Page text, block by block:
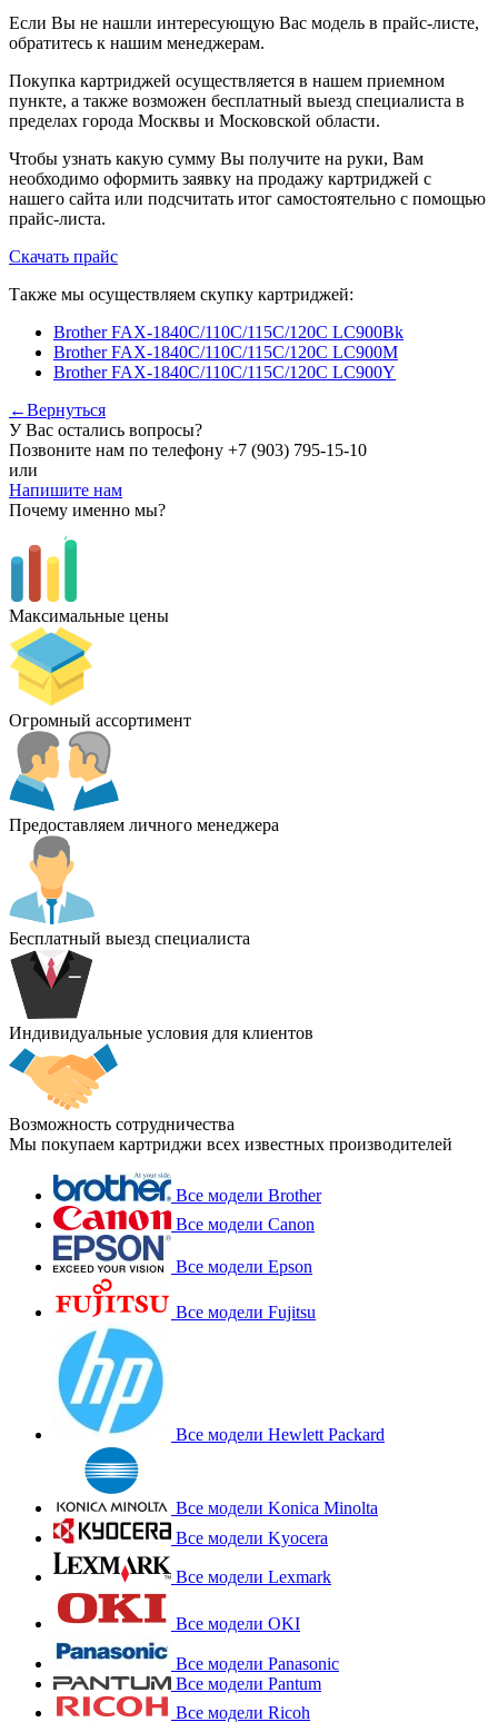
Если Вы не нашли интересующую Вас модель в прайс-листе,
обратитесь к нашим менеджерам.
Покупка картриджей осуществляется в нашем приемном
пункте, а также возможен бесплатный выезд специалиста в
пределах города Москвы и Московской области.
Чтобы узнать какую сумму Вы получите на руки, Вам
необходимо оформить заявку на продажу картриджей с
нашего сайта или подсчитать итог самостоятельно с помощью
прайс-листа.
Скачать прайс
Также мы осуществляем скупку картриджей:
Brother FAX-1840C/110C/115C/120C LC900Bk
Brother FAX-1840C/110C/115C/120C LC900M
Brother FAX-1840C/110C/115C/120C LC900Y
←Вернуться
У Вас остались вопросы?
Позвоните нам по телефону +7 (903) 795-15-10
или
Напишите нам
Почему именно мы?
Максимальные цены
Огромный ассортимент
Предоставляем личного менеджера
Бесплатный выезд специалиста
Индивидуальные условия для клиентов
Возможность сотрудничества
Мы покупаем картриджи всех известных производителей
Все модели Brother
Все модели Canon
Все модели Epson
Все модели Fujitsu
Все модели Hewlett Packard
Все модели Konica Minolta
Все модели Kyocera
Все модели Lexmark
Все модели OKI
Все модели Panasonic
Все модели Pantum
Все модели Ricoh